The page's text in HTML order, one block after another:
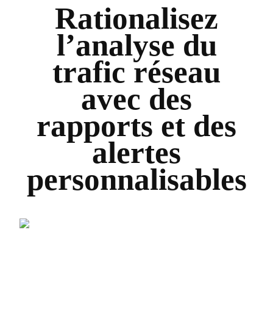
Rationalisez
l’analyse du
trafic réseau
avec des
rapports et des
alertes
personnalisables